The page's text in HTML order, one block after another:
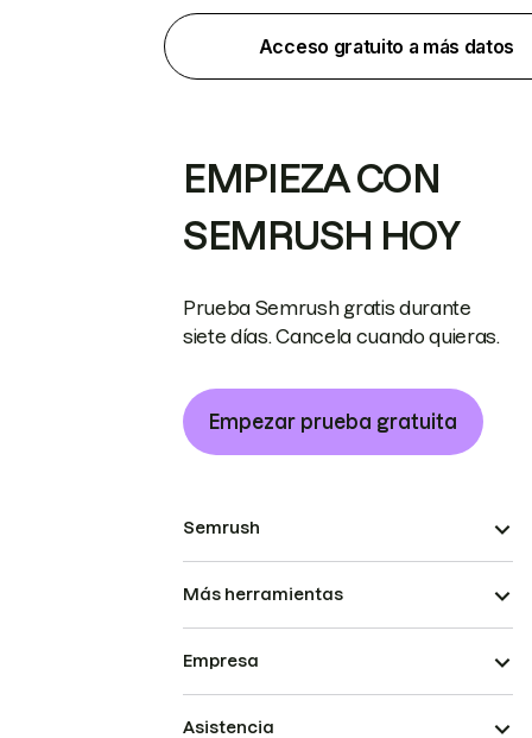
Acceso gratuito a más datos
EMPIEZA CON
SEMRUSH HOY
Prueba Semrush gratis durante
siete días. Cancela cuando quieras.
Empezar prueba gratuita
Semrush
Más herramientas
Empresa
Asistencia